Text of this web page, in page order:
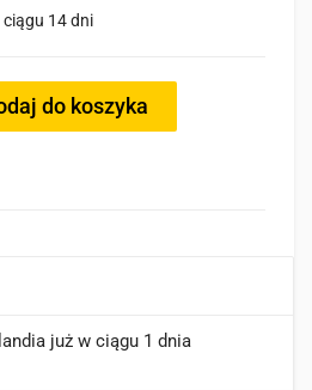
14 dni
do koszyka
już w ciągu 1 dnia